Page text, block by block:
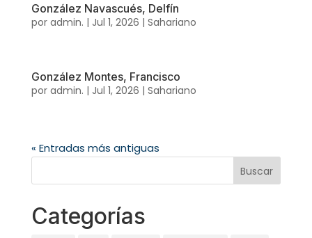
González Navascués, Delfín
por admin. | Jul 1, 2026 | Sahariano
González Montes, Francisco
por admin. | Jul 1, 2026 | Sahariano
« Entradas más antiguas
Categorías